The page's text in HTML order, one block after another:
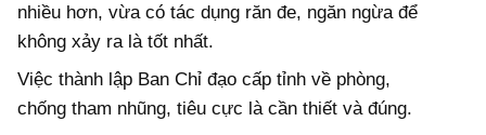
nhiều hơn, vừa có tác dụng răn đe, ngăn ngừa để
không xảy ra là tốt nhất.
Việc thành lập Ban Chỉ đạo cấp tỉnh về phòng,
chống tham nhũng, tiêu cực là cần thiết và đúng.